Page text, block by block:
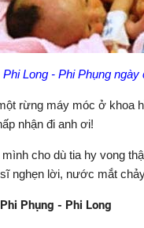
Phi Long - Phi Phụng ngày
rừng máy móc ở khoa
nhận đi anh ơi!
cho dù tia hy vong
nghẹn lời, nước mắt
Phụng - Phi Long